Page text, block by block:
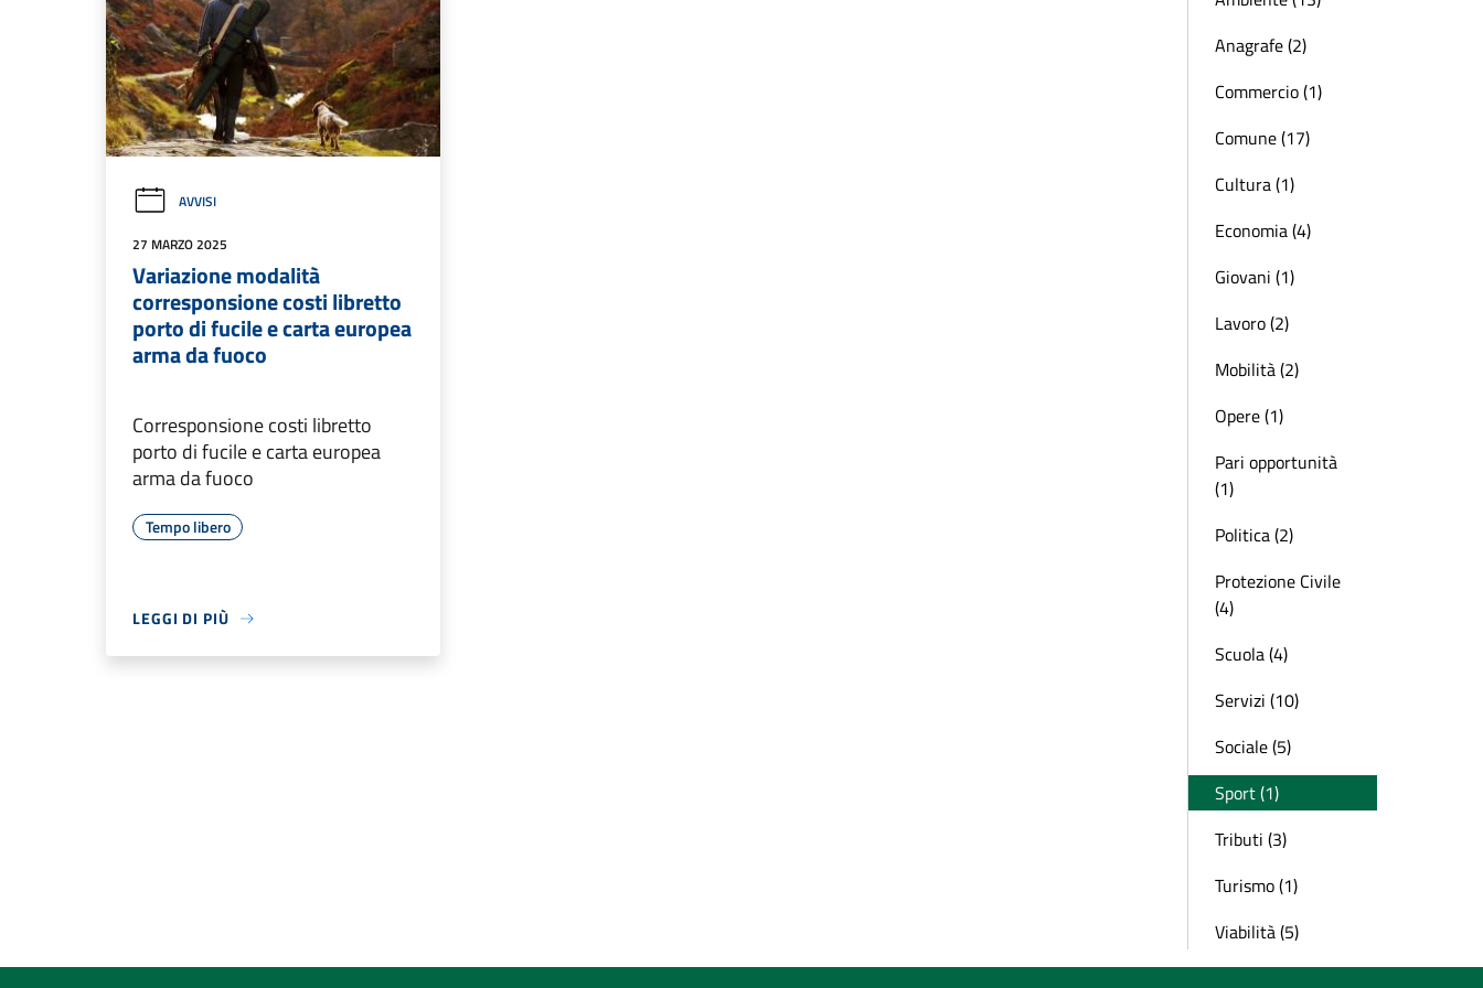
AVVISI
27 MARZO 2025
Variazione modalità
corresponsione costi libretto
porto di fucile e carta europea
arma da fuoco
Corresponsione costi libretto
porto di fucile e carta europea
arma da fuoco
Tempo libero
LEGGI DI PIÙ
Anagrafe (2)
Commercio (1)
Comune (17)
Cultura (1)
Economia (4)
Giovani (1)
Lavoro (2)
Mobilità (2)
Opere (1)
Pari opportunità
(1)
Politica (2)
Protezione Civile
(4)
Scuola (4)
Servizi (10)
Sociale (5)
Sport (1)
Tributi (3)
Turismo (1)
Viabilità (5)